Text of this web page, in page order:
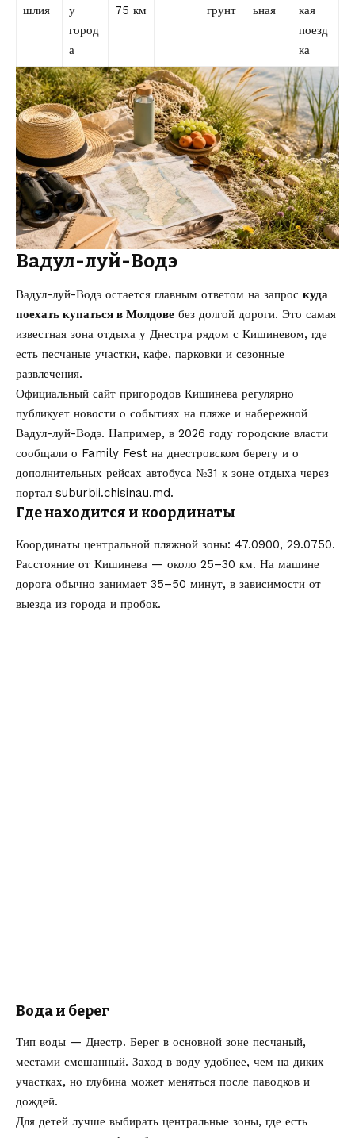
шлия
у
город
а
75 км
грунт
ьная
кая
поезд
ка
Вадул-луй-Водэ
Вадул-луй-Водэ остается главным ответом на запрос куда
поехать купаться в Молдове без долгой дороги. Это самая
известная зона отдыха у Днестра рядом с Кишиневом, где
есть песчаные участки, кафе, парковки и сезонные
развлечения.
Официальный сайт пригородов Кишинева регулярно
публикует новости о событиях на пляже и набережной
Вадул-луй-Водэ. Например, в 2026 году городские власти
сообщали о Family Fest на днестровском берегу и о
дополнительных рейсах автобуса №31 к зоне отдыха через
портал suburbii.chisinau.md.
Где находится и координаты
Координаты центральной пляжной зоны: 47.0900, 29.0750.
Расстояние от Кишинева — около 25–30 км. На машине
дорога обычно занимает 35–50 минут, в зависимости от
выезда из города и пробок.
Вода и берег
Тип воды — Днестр. Берег в основной зоне песчаный,
местами смешанный. Заход в воду удобнее, чем на диких
участках, но глубина может меняться после паводков и
дождей.
Для детей лучше выбирать центральные зоны, где есть